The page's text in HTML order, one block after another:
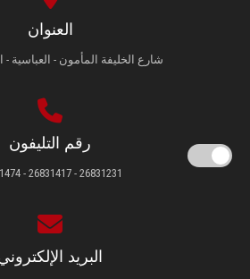
العنوان
شارع الخليفة المأمون - العباسية -
رقم التليفون
26831231 - 26831417 - 26831474
البريد